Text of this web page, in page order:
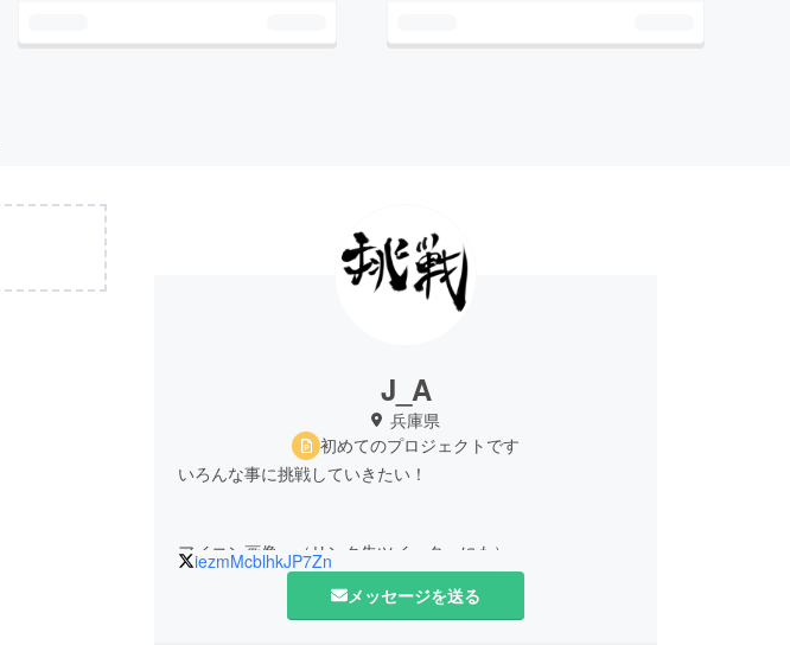
J_A
兵庫県
初めてのプロジェクトです
いろんな事に挑戦していきたい！
アイコン画像、（リンク先ツイッターにも）
挑戦という文字ばかりですが、今後変更していきます^ ^
ツイッターも始めたばかりですが、活動報告の場としたいの
iezmMcblhkJP7Zn
メッセージを送る